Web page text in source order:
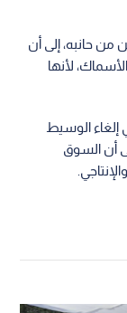
حانبه، إلى أن
لأنها
الوسيط
أن السوق